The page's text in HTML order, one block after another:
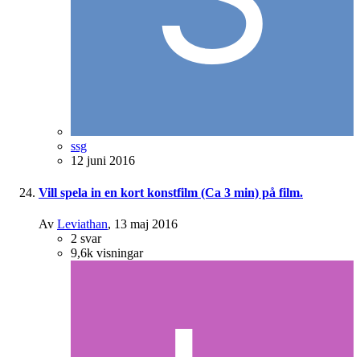
ssg
12 juni 2016
Vill spela in en kort konstfilm (Ca 3 min) på film.
Av Leviathan, 13 maj 2016
2 svar
9,6k visningar